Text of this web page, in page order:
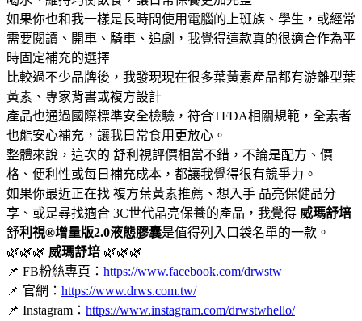
如果你也和我一樣是長時間使用電腦的上班族、學生，或經常
需要閱讀、開車、騎車、追劇，我覺得這款真的很適合作為平
時固定補充的選擇
比較過不少品牌後，我發現現在很多葉黃素產品都有游離型葉
黃素、專家背書或複方設計
產品也通過國際標準安全檢驗，符合TFDA相關規範，全素者
也能安心補充，讓我日常食用更放心。
整體來說，這次的 舒利視評價相當不錯，不論是配方、價
格、便利性或每日補充成本，都讓我覺得很有競爭力。
如果你最近正在找 複方葉黃素推薦、想入手 晶亮保健品分
享、或是尋找適合 3C世代晶亮保養的產品，我覺得 威瑪舒培
舒利視®增量版2.0液態膠囊是值得列入口袋名單的一款。
🌿🌿🌿 威瑪舒培 🌿🌿🌿
📌 FB粉絲專頁： https://www.facebook.com/drwstw
📌 官網： https://www.drws.com.tw/
📌 Instagram： https://www.instagram.com/drwstwhello/